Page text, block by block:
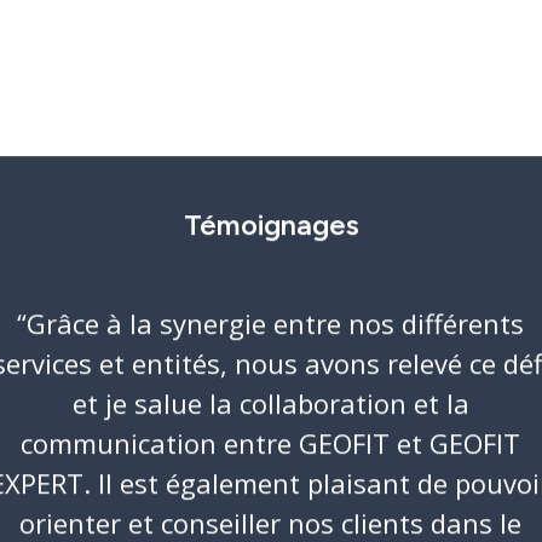
Témoignages
“Grâce à la synergie entre nos différents
et entités, nous avons relevé ce
et je salue la collaboration et la
communication entre GEOFIT et GEOFIT
Il est également plaisant de
orienter et conseiller nos clients dans le
Domaines
Savoir-faire
Références